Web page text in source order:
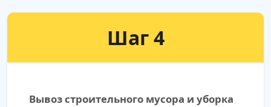
Шаг 4
Вывоз строительного мусора и уборка